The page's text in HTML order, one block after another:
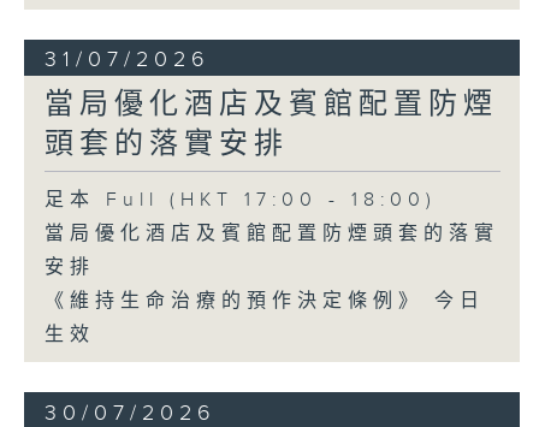
31/07/2026
當局優化酒店及賓館配置防煙
頭套的落實安排
足本 Full (HKT 17:00 - 18:00)
當局優化酒店及賓館配置防煙頭套的落實
安排
《維持生命治療的預作決定條例》 今日
生效
30/07/2026